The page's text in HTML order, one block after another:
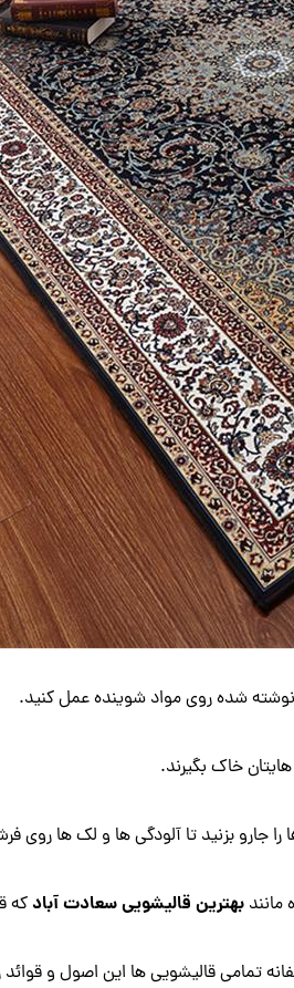
نوشته شده روی مواد شوینده عمل کنید.
خاک بگیرند.
جارو بزنید تا آلودگی ها و لک ها روی
بهترین قالیشویی سعادت آباد که
تمامی قالیشویی ها این اصول و